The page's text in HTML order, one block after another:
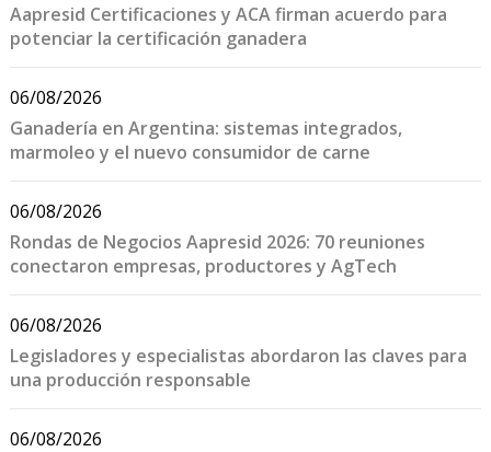
Aapresid Certificaciones y ACA firman acuerdo para
potenciar la certificación ganadera
06/08/2026
Ganadería en Argentina: sistemas integrados,
marmoleo y el nuevo consumidor de carne
06/08/2026
Rondas de Negocios Aapresid 2026: 70 reuniones
conectaron empresas, productores y AgTech
06/08/2026
Legisladores y especialistas abordaron las claves para
una producción responsable
06/08/2026